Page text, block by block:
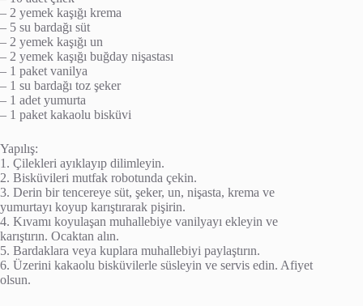
– 2 yemek kaşığı krema
– 5 su bardağı süt
– 2 yemek kaşığı un
– 2 yemek kaşığı buğday nişastası
– 1 paket vanilya
– 1 su bardağı toz şeker
– 1 adet yumurta
– 1 paket kakaolu bisküvi
Yapılış:
1. Çilekleri ayıklayıp dilimleyin.
2. Bisküvileri mutfak robotunda çekin.
3. Derin bir tencereye süt, şeker, un, nişasta, krema ve
yumurtayı koyup karıştırarak pişirin.
4. Kıvamı koyulaşan muhallebiye vanilyayı ekleyin ve
karıştırın. Ocaktan alın.
5. Bardaklara veya kuplara muhallebiyi paylaştırın.
6. Üzerini kakaolu bisküvilerle süsleyin ve servis edin. Afiyet
olsun.